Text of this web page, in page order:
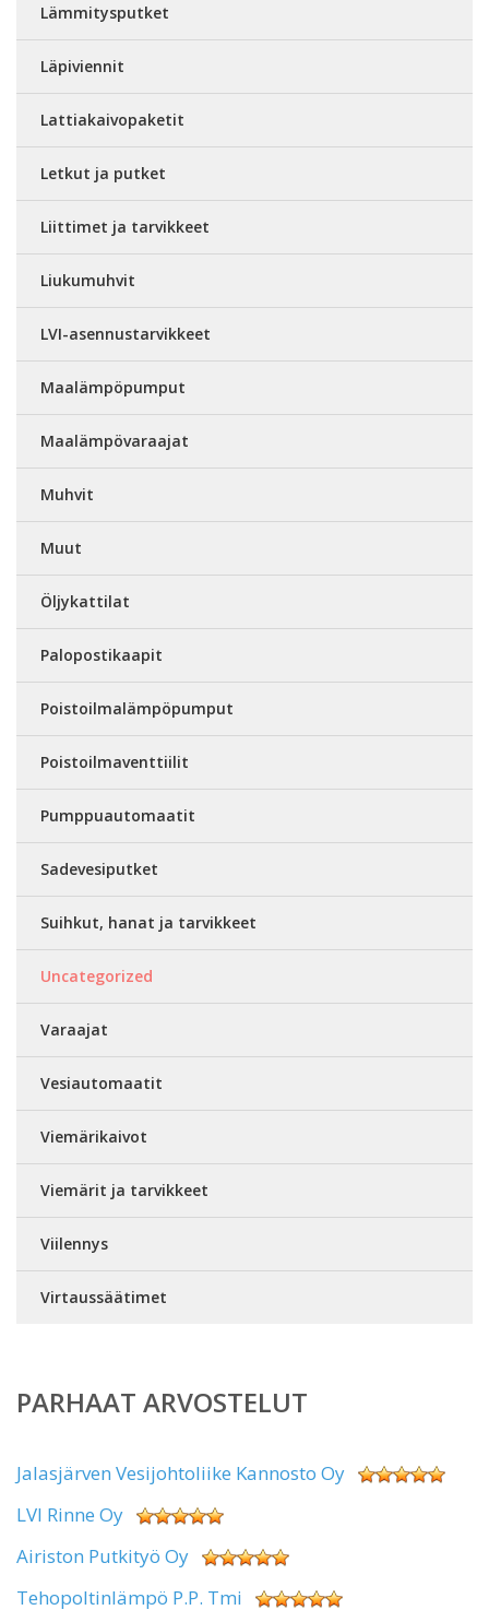
Lämmitysputket
Läpiviennit
Lattiakaivopaketit
Letkut ja putket
Liittimet ja tarvikkeet
Liukumuhvit
LVI-asennustarvikkeet
Maalämpöpumput
Maalämpövaraajat
Muhvit
Muut
Öljykattilat
Palopostikaapit
Poistoilmalämpöpumput
Poistoilmaventtiilit
Pumppuautomaatit
Sadevesiputket
Suihkut, hanat ja tarvikkeet
Uncategorized
Varaajat
Vesiautomaatit
Viemärikaivot
Viemärit ja tarvikkeet
Viilennys
Virtaussäätimet
PARHAAT ARVOSTELUT
Jalasjärven Vesijohtoliike Kannosto Oy
LVI Rinne Oy
Airiston Putkityö Oy
Tehopoltinlämpö P.P. Tmi